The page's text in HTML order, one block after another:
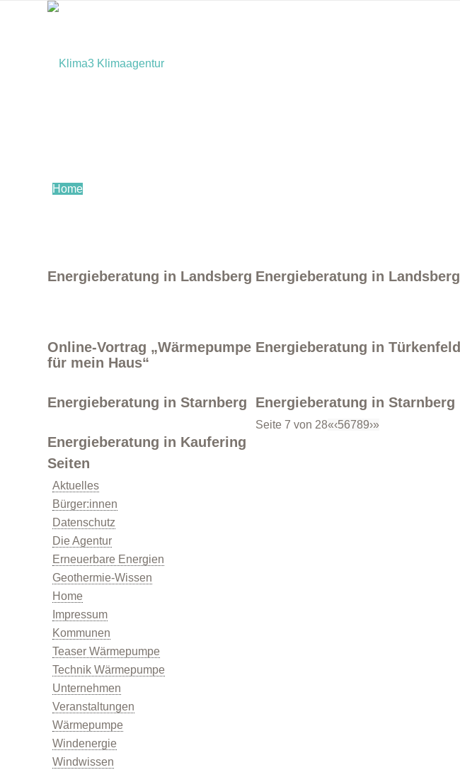
Home
Energiespartipps
Förderprogramme
Energieberatung in Landsberg Energieberatung in Landsberg
Online-Vortrag „Wärmepumpe
für mein Haus“
Energieberatung in Türkenfeld
Energieberatung in Starnberg Energieberatung in Starnberg
Energieberatung in Kaufering
Seite 7 von 28«‹56789›»
Seiten
Aktuelles
Bürger:innen
Datenschutz
Die Agentur
Erneuerbare Energien
Geothermie-Wissen
Home
Impressum
Kommunen
Teaser Wärmepumpe
Technik Wärmepumpe
Unternehmen
Veranstaltungen
Wärmepumpe
Windenergie
Windwissen